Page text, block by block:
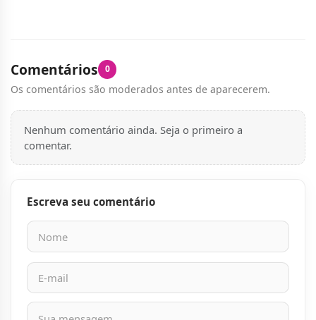
Comentários 0
Os comentários são moderados antes de aparecerem.
Nenhum comentário ainda. Seja o primeiro a
comentar.
Escreva seu comentário
Nome
E-mail
Mensagem